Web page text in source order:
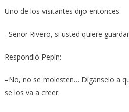
Uno de los visitantes dijo entonces:
–Señor Rivero, si usted quiere
Respondió Pepín:
–No, no se molesten… Díganselo a
se los va a creer.